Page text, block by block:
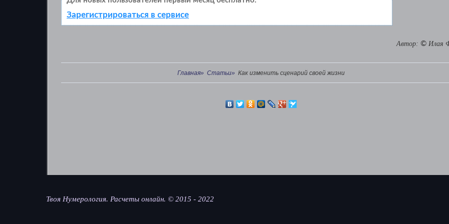
Зарегистрироваться в сервисе
Автор:©Илая
Главная» Статьи» Как изменить сценарий своей жизни
Твоя Нумерология. Расчеты онлайн. © 2015 - 2022